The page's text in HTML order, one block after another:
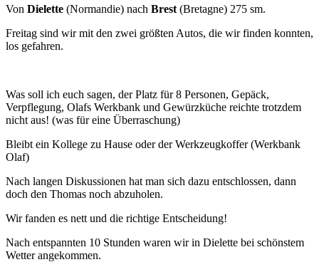
Von Dielette (Normandie) nach Brest (Bretagne) 275 sm.
Freitag sind wir mit den zwei größten Autos, die wir finden konnten,
los gefahren.
Was soll ich euch sagen, der Platz für 8 Personen, Gepäck,
Verpflegung, Olafs Werkbank und Gewürzküche reichte trotzdem
nicht aus! (was für eine Überraschung)
Bleibt ein Kollege zu Hause oder der Werkzeugkoffer (Werkbank
Olaf)
Nach langen Diskussionen hat man sich dazu entschlossen, dann
doch den Thomas noch abzuholen.
Wir fanden es nett und die richtige Entscheidung!
Nach entspannten 10 Stunden waren wir in Dielette bei schönstem
Wetter angekommen.